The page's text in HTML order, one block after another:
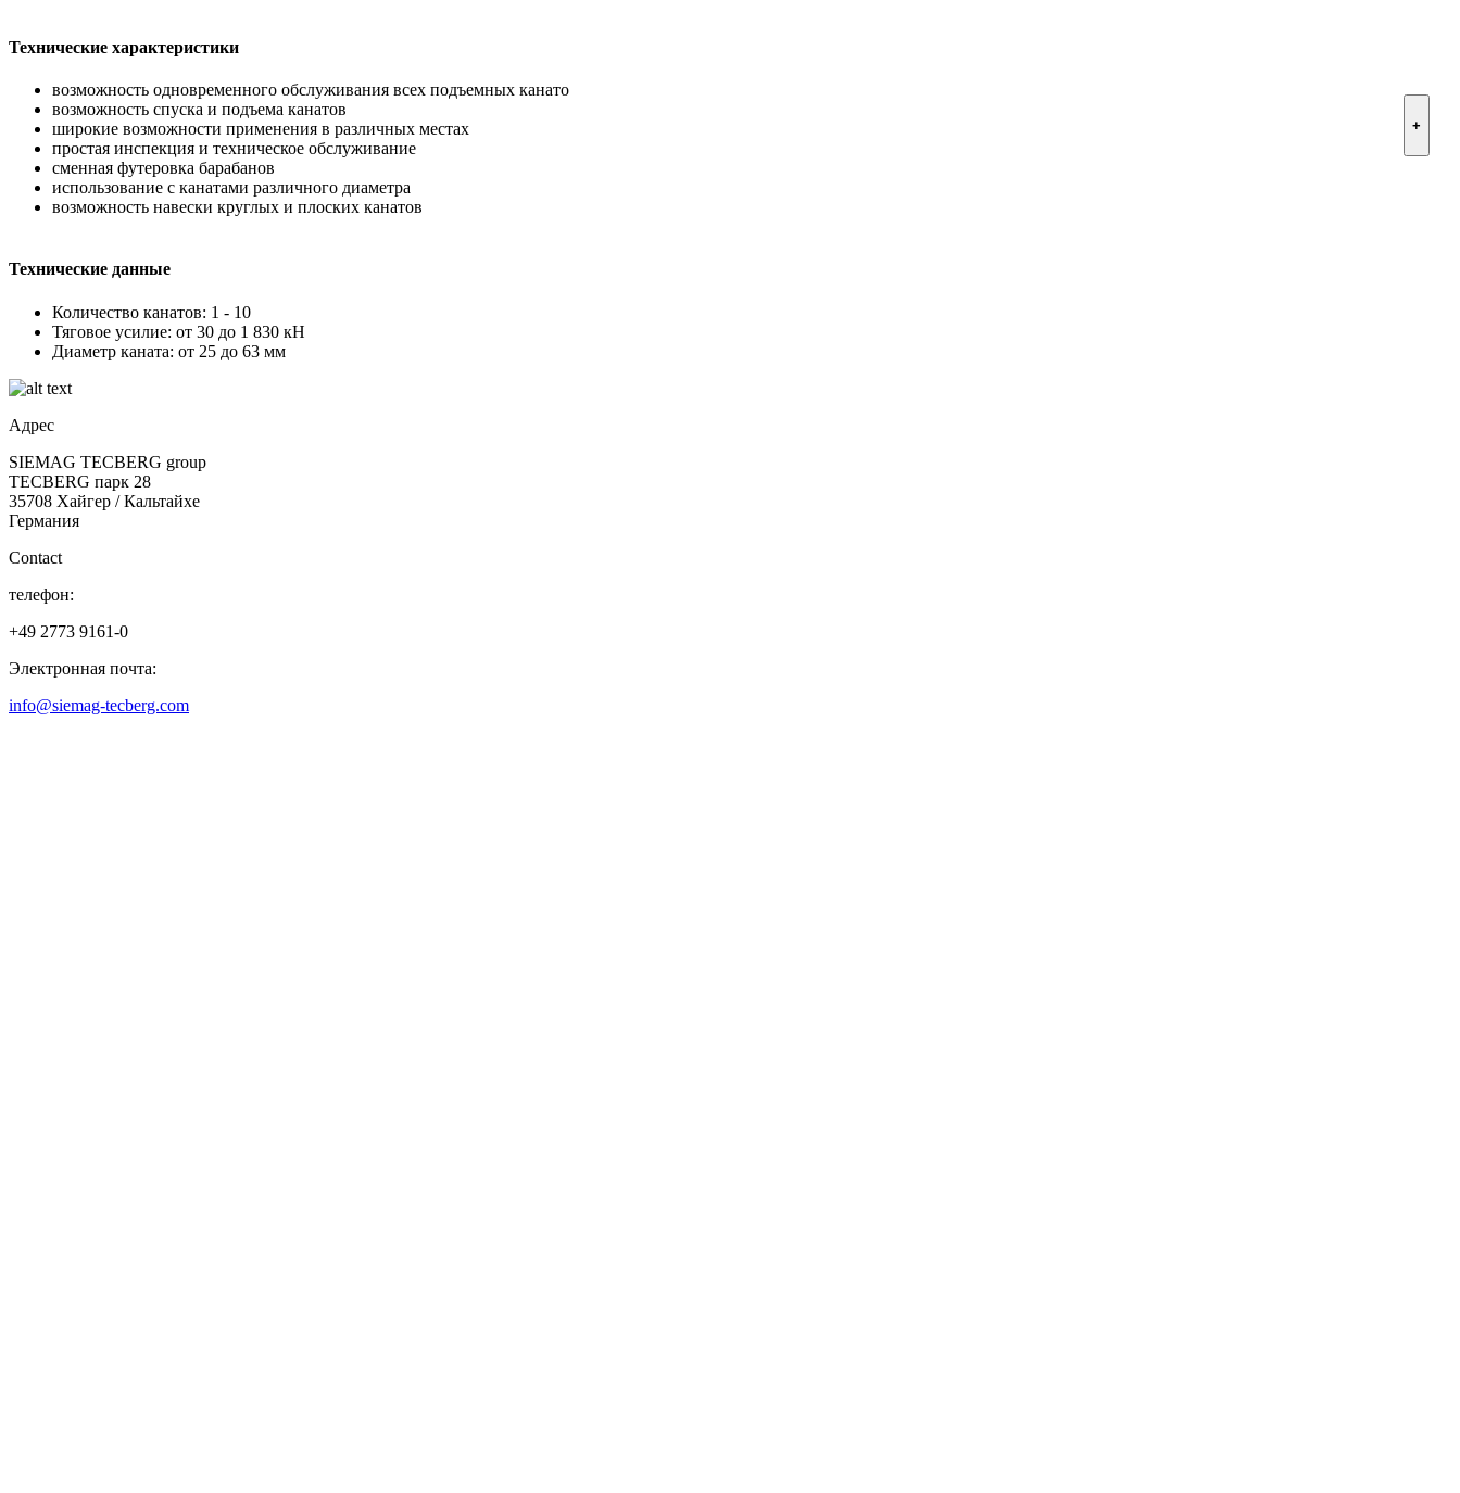
Технические характеристики
возможность одновременного обслуживания всех подъемных канато
возможность спуска и подъема канатов
широкие возможности применения в различных местах
простая инспекция и техническое обслуживание
сменная футеровка барабанов
использование с канатами различного диаметра
возможность навески круглых и плоских канатов
Технические данные
Количество канатов: 1 - 10
Тяговое усилие: от 30 до 1 830 кН
Диаметр каната: от 25 до 63 мм
Адрес
SIEMAG TECBERG group
TECBERG парк 28
35708 Хайгер / Кальтайхе
Германия
Contact
телефон:
+49 2773 9161-0
Электронная почта:
info@siemag-tecberg.com
+